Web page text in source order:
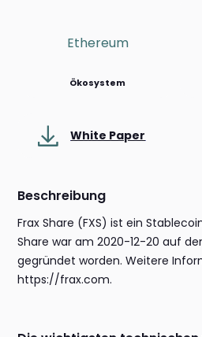
Ethereum
Ökosystem
White Paper
Beschreibung
Frax Share (FXS) ist ein
Share war am 2020-12-20 auf
gegründet worden. Weitere
https://frax.com.